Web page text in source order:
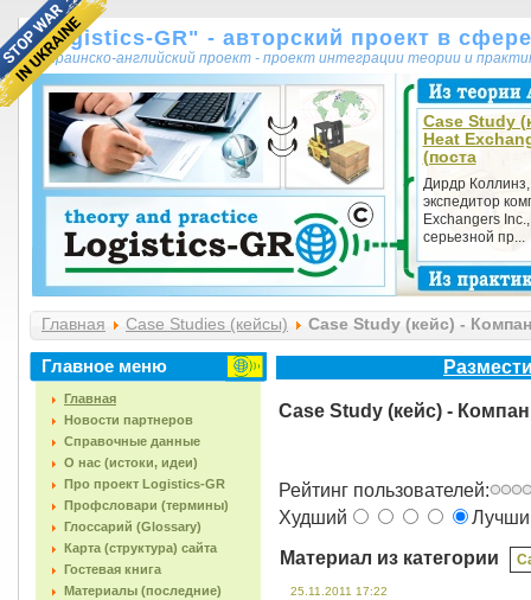
"Logistics-GR" - авторский проект в
украинско-английский проект - проект интеграции теории и
Case Study
Heat
(поста
Дирдр
экспедитор
Exchangers
серьезной пр...
Главная Case Studies (кейсы) Case Study (кейс) -
Главное меню
Главная
Новости партнеров
Справочные данные
О нас (истоки, идеи)
Про проект Logistics-GR
Профсловари (термины)
Глоссарий (Glossary)
Карта (структура) сайта
Гостевая книга
Материалы (последние)
Case Study (кейс) -
Рейтинг пользователей:
Худший
Материал из категории
25.11.2011 17:22